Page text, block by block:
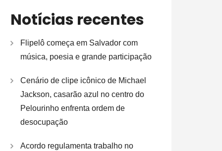
Notícias recentes
Flipelô começa em Salvador com
música, poesia e grande participação
Cenário de clipe icônico de Michael
Jackson, casarão azul no centro do
Pelourinho enfrenta ordem de
desocupação
Acordo regulamenta trabalho no